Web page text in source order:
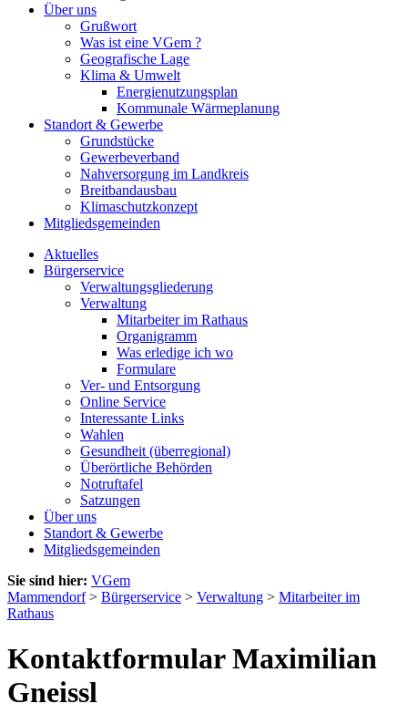
Über uns
Grußwort
Was ist eine VGem ?
Geografische Lage
Klima & Umwelt
Energienutzungsplan
Kommunale Wärmeplanung
Standort & Gewerbe
Grundstücke
Gewerbeverband
Nahversorgung im Landkreis
Breitbandausbau
Klimaschutzkonzept
Mitgliedsgemeinden
Aktuelles
Bürgerservice
Verwaltungsgliederung
Verwaltung
Mitarbeiter im Rathaus
Organigramm
Was erledige ich wo
Formulare
Ver- und Entsorgung
Online Service
Interessante Links
Wahlen
Gesundheit (überregional)
Überörtliche Behörden
Notruftafel
Satzungen
Über uns
Standort & Gewerbe
Mitgliedsgemeinden
Sie sind hier: VGem
Mammendorf> Bürgerservice > Verwaltung > Mitarbeiter im
Rathaus
Kontaktformular Maximilian
Gneissl